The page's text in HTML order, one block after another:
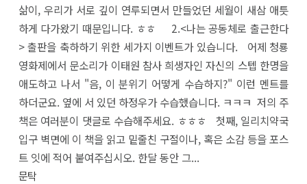
삶이, 우리가 서로 깊이 연루되면서 만들었던 세월이 새삼 애틋
하게 다가왔기 때문입니다. ㅎㅎ 2.<나는 공동체로 출근한다
> 출판을 축하하기 위한 세가지 이벤트가 있습니다. 어제 청룡
영화제에서 문소리가 이태원 참사 희생자인 자신의 스텝 한명을
애도하고 나서 "음, 이 분위기 어떻게 수습하지?" 이런 멘트를
하더군요. 옆에 서 있던 하정우가 수습했습니다. ㅋㅋㅋ 저의 주
책은 여러분이 댓글로 수습해주세요. ㅎㅎㅎ 첫째, 일리치약국
입구 벽면에 이 책을 읽고 밑줄친 구절이나, 혹은 소감 등을 포스
트 잇에 적어 붙여주십시오. 한달 동안 그...
문탁